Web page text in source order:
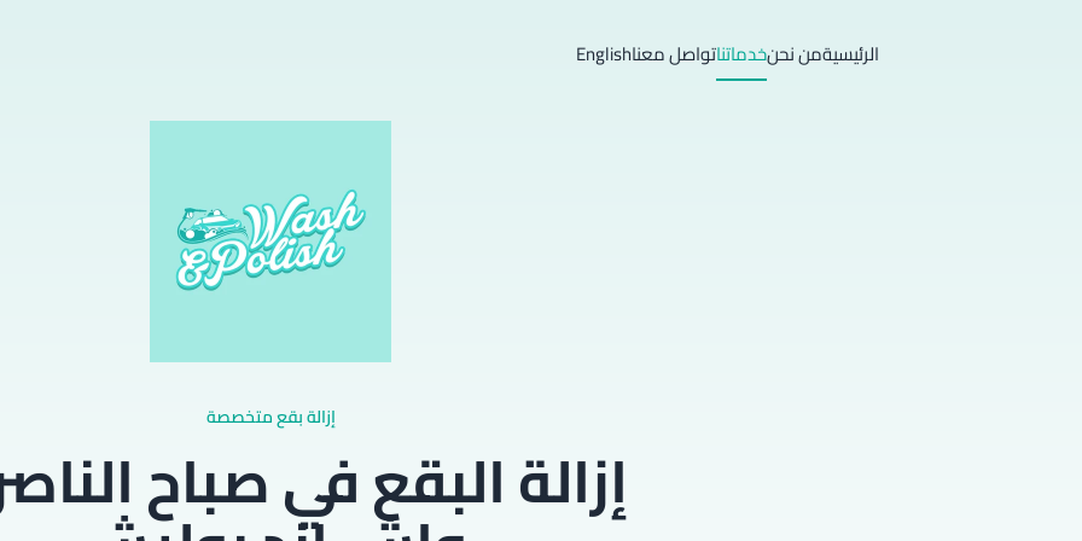
الرئيسيةمن نحنخدماتناتواصل معناEnglish
إزالة بقع متخصصة
إزالة البقع في صباح